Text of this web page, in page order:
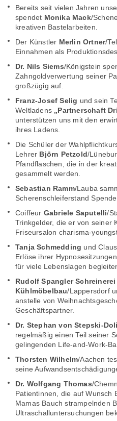
Bereits seit vielen Jahren
spendet Monika Mack/
kreativen Bastelarbeiten.
Der Künstler Merlin Ortner/
Einnahmen als
Dr. Nils Siems/Königstein
Zahngoldverwertung seiner
großzügig auf.
Franz-Josef Selig und sein
Weltladens „Partnerschaft
unterstützen uns mit den
ihres Ladens.
Die Schüler der
Lehrer Björn Petzold/
Pfandflaschen, die in der
gesammelt werden.
Sebastian Ramm/Lauba
Scherenschleiferstand
Coiffeur Gabriele Saputelli/
Trinkgelder, die er von seiner
Friseursalon charisma-
Tanja Schmedding und
Erlöse ihrer
für viele Lebenslagen
Rudolf Spangler
Kühlmöbelbau/Lappersdorf
anstelle von
Geschäftspartner.
Dr. Stephan von Stepski-
regelmäßig einen Teil seiner
gelingenden Life-and-Work-
Thorsten Wilhelm/Aachen
seine
Dr. Wolfgang Thomas/
Patientinnen, die auf Wunsch
Mamas Bauch strampelnden
Ultraschalluntersuchungen